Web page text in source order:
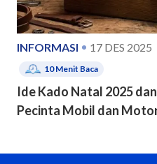
INFORMASI 17 DES 2025
10Menit Baca
Ide Kado Natal 2025
Pecinta Mobil dan